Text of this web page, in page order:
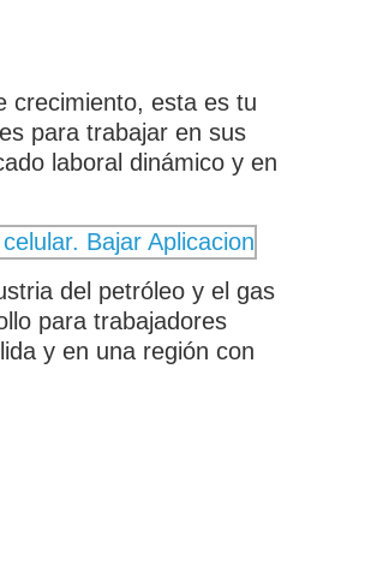
crecimiento, esta es tu
para trabajar en sus
laboral dinámico y en
del petróleo y el gas
para trabajadores
y en una región con